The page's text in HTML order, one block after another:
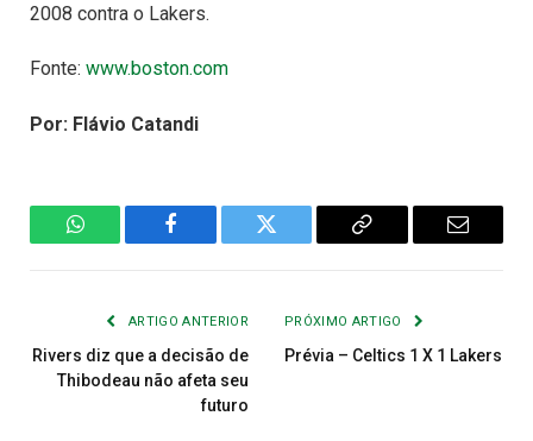
2008 contra o Lakers.
Fonte: www.boston.com
Por: Flávio Catandi
WhatsAppFacebook Twitter
Copiar
E-
ARTIGO ANTERIOR
Rivers diz que a decisão de
Thibodeau não afeta seu
futuro
PRÓXIMO ARTIGO
Prévia – Celtics 1 X 1 Lakers